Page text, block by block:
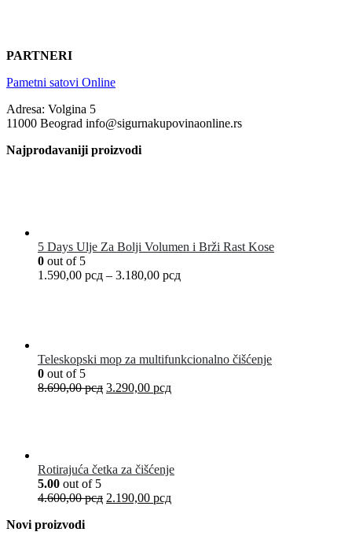
PARTNERI
Pametni satovi Online
Adresa: Volgina 5
11000 Beograd info@sigurnakupovinaonline.rs
Najprodavaniji proizvodi
5 Days Ulje Za Bolji Volumen i Brži Rast Kose
0 out of 5
1.590,00 рсд – 3.180,00 рсд
Teleskopski mop za multifunkcionalno čišćenje
0 out of 5
8.690,00рсд 3.290,00 рсд
Rotirajuća četka za čišćenje
5.00 out of 5
4.600,00рсд 2.190,00 рсд
Novi proizvodi